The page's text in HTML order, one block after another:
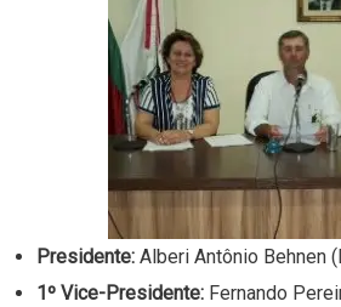
Presidente: Alberi Antônio Behnen
1º Vice-Presidente: Fernando